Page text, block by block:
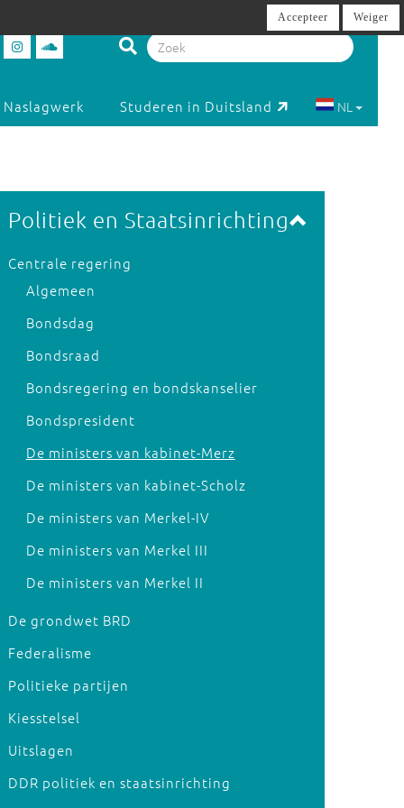
Naslagwerk Studeren in Duitsland NL
Politiek en Staatsinrichting
Centrale regering
Algemeen
Bondsdag
Bondsraad
Bondsregering en bondskanselier
Bondspresident
De ministers van kabinet-Merz
De ministers van kabinet-Scholz
De ministers van Merkel-IV
De ministers van Merkel III
De ministers van Merkel II
De grondwet BRD
Federalisme
Politieke partijen
Kiesstelsel
Uitslagen
DDR politiek en staatsinrichting
Accepteer Weiger